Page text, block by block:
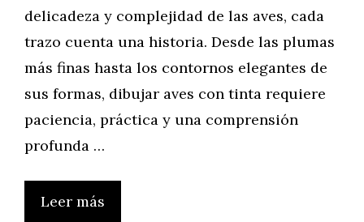
delicadeza y complejidad de las aves, cada
trazo cuenta una historia. Desde las plumas
más finas hasta los contornos elegantes de
sus formas, dibujar aves con tinta requiere
paciencia, práctica y una comprensión
profunda …
Leer más